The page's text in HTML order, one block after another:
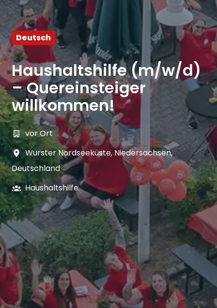
Deutsch
Haushaltshilfe (m/w/d)
– Quereinsteiger
willkommen!
vor Ort
Wurster Nordseeküste, Niedersachsen,
Deutschland
Haushaltshilfe